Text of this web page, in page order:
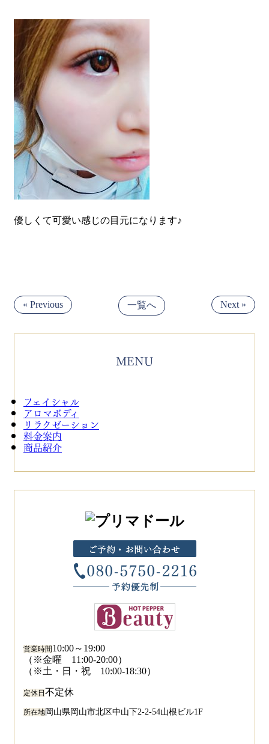
優しくて可愛い感じの目元になります♪
« Previous 一覧へ Next »
MENU
フェイシャル
アロマボディ
リラクゼーション
料金案内
商品紹介
営業時間10:00～19:00
（※金曜 11:00-20:00）
（※土・日・祝 10:00-18:30）
定休日 不定休
所在地 岡山県岡山市北区中山下2-2-54山根ビル1F